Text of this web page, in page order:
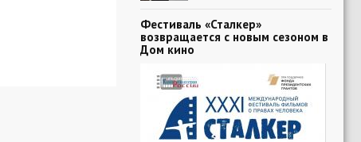
Фестиваль «Сталкер»
возвращается с новым сезоном в
Дом кино